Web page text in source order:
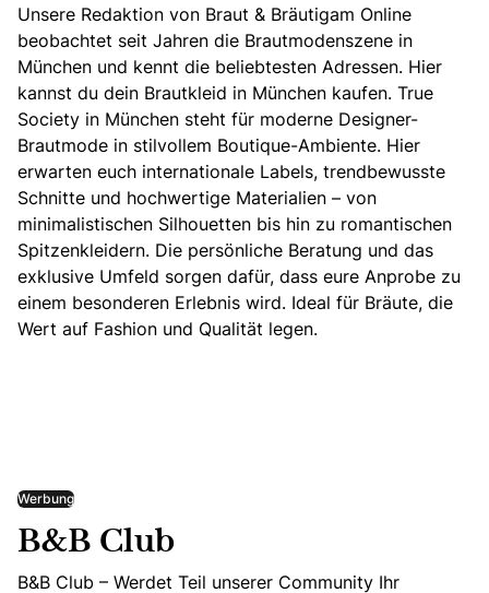
Unsere Redaktion von Braut & Bräutigam Online
beobachtet seit Jahren die Brautmodenszene in
München und kennt die beliebtesten Adressen. Hier
kannst du dein Brautkleid in München kaufen. True
Society in München steht für moderne Designer-
Brautmode in stilvollem Boutique-Ambiente. Hier
erwarten euch internationale Labels, trendbewusste
Schnitte und hochwertige Materialien – von
minimalistischen Silhouetten bis hin zu romantischen
Spitzenkleidern. Die persönliche Beratung und das
exklusive Umfeld sorgen dafür, dass eure Anprobe zu
einem besonderen Erlebnis wird. Ideal für Bräute, die
Wert auf Fashion und Qualität legen.
Werbung
B&B Club
B&B Club – Werdet Teil unserer Community Ihr